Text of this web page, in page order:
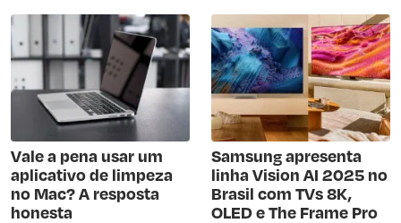
Vale a pena usar um
aplicativo de limpeza
no Mac? A resposta
honesta
Samsung apresenta
linha Vision AI 2025 no
Brasil com TVs 8K,
OLED e The Frame Pro